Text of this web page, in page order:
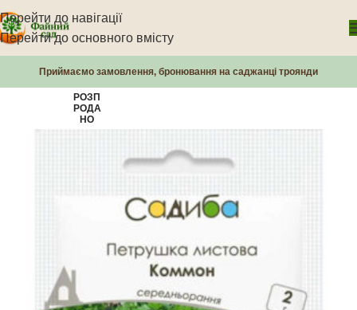
Перейти до навігації
Перейти до основного вмісту
Приймаємо замовлення, бронювання на саджанці троянди
РОЗП
РОДА
НО